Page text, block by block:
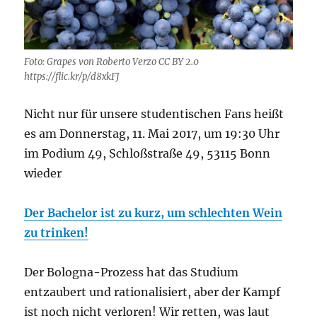
Foto: Grapes von Roberto Verzo CC BY 2.0
https://flic.kr/p/d8xkFJ
Nicht nur für unsere studentischen Fans heißt
es am Donnerstag, 11. Mai 2017, um 19:30 Uhr
im Podium 49, Schloßstraße 49, 53115 Bonn
wieder
Der Bachelor ist zu kurz, um schlechten Wein
zu trinken!
Der Bologna-Prozess hat das Studium
entzaubert und rationalisiert, aber der Kampf
ist noch nicht verloren! Wir retten, was laut